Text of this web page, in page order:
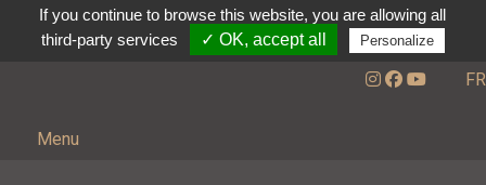
FR
Menu
If you continue to browse this website, you are allowing all
third-party services
✓ OK, accept all Personalize